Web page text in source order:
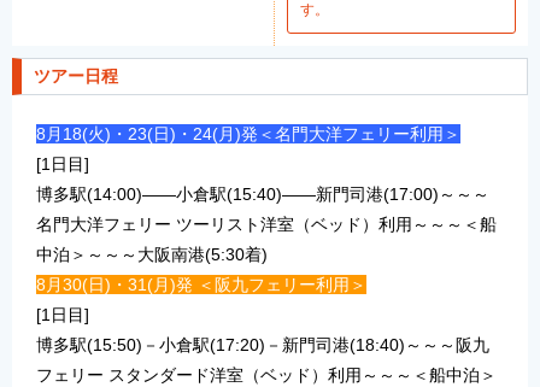
す。
ツアー日程
8月18(火)・23(日)・24(月)発＜名門大洋フェリー利用＞
[1日目]
博多駅(14:00)――小倉駅(15:40)――新門司港(17:00)～～～
名門大洋フェリー ツーリスト洋室（ベッド）利用～～～＜船
中泊＞～～～大阪南港(5:30着)
8月30(日)・31(月)発 ＜阪九フェリー利用＞
[1日目]
博多駅(15:50)－小倉駅(17:20)－新門司港(18:40)～～～阪九
フェリー スタンダード洋室（ベッド）利用～～～＜船中泊＞